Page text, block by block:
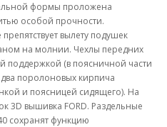
формы проложена
особой прочности.
вылету подушек
на молнии. Чехлы передних
поддержкой (в поясничной части
поролоновых кирпича
и поясницей сидящего). На
3D вышивка FORD. Раздельные
сохранят функцию